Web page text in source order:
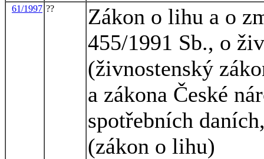
61/1997 ??
Zákon o lihu a o
455/1991 Sb., o
(živnostenský
a zákona České
spotřebních
(zákon o lihu)